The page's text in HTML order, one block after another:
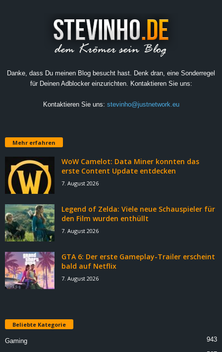
Danke, dass Du meinen Blog besucht hast. Denk dran, eine Sonderregel
für Deinen Adblocker einzurichten. Kontaktieren Sie uns:
Kontaktieren Sie uns: stevinho@justnetwork.eu
Mehr erfahren
WoW Camelot: Data Miner konnten das
erste Content Update entdecken
7. August 2026
Legend of Zelda: Viele neue Schauspieler für
den Film wurden enthüllt
7. August 2026
GTA 6: Der erste Gameplay-Trailer erscheint
bald auf Netflix
7. August 2026
Beliebte Kategorie
Gaming 943